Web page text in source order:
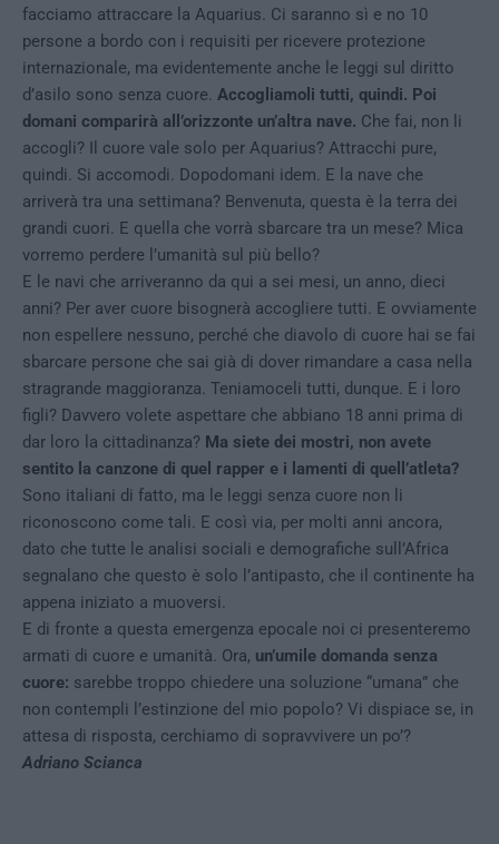
facciamo attraccare la Aquarius. Ci saranno sì e no 10
persone a bordo con i requisiti per ricevere protezione
internazionale, ma evidentemente anche le leggi sul diritto
d’asilo sono senza cuore. Accogliamoli tutti, quindi. Poi
domani comparirà all’orizzonte un’altra nave. Che fai, non li
accogli? Il cuore vale solo per Aquarius? Attracchi pure,
quindi. Si accomodi. Dopodomani idem. E la nave che
arriverà tra una settimana? Benvenuta, questa è la terra dei
grandi cuori. E quella che vorrà sbarcare tra un mese? Mica
vorremo perdere l’umanità sul più bello?
E le navi che arriveranno da qui a sei mesi, un anno, dieci
anni? Per aver cuore bisognerà accogliere tutti. E ovviamente
non espellere nessuno, perché che diavolo di cuore hai se fai
sbarcare persone che sai già di dover rimandare a casa nella
stragrande maggioranza. Teniamoceli tutti, dunque. E i loro
figli? Davvero volete aspettare che abbiano 18 anni prima di
dar loro la cittadinanza? Ma siete dei mostri, non avete
sentito la canzone di quel rapper e i lamenti di quell’atleta?
Sono italiani di fatto, ma le leggi senza cuore non li
riconoscono come tali. E così via, per molti anni ancora,
dato che tutte le analisi sociali e demografiche sull’Africa
segnalano che questo è solo l’antipasto, che il continente ha
appena iniziato a muoversi.
E di fronte a questa emergenza epocale noi ci presenteremo
armati di cuore e umanità. Ora, un’umile domanda senza
cuore: sarebbe troppo chiedere una soluzione “umana” che
non contempli l’estinzione del mio popolo? Vi dispiace se, in
attesa di risposta, cerchiamo di sopravvivere un po’?
Adriano Scianca